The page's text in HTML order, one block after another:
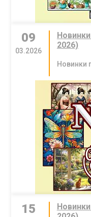
09
03.2026
2026)
Новинки
15